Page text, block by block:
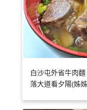
白沙屯外省牛肉
落大道看夕陽(姊